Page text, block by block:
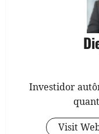
Investidor
Visit